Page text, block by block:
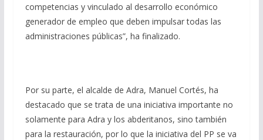
competencias y vinculado al desarrollo económico
generador de empleo que deben impulsar todas las
administraciones públicas”, ha finalizado.
Por su parte, el alcalde de Adra, Manuel Cortés, ha
destacado que se trata de una iniciativa importante no
solamente para Adra y los abderitanos, sino también
para la restauración, por lo que la iniciativa del PP se va